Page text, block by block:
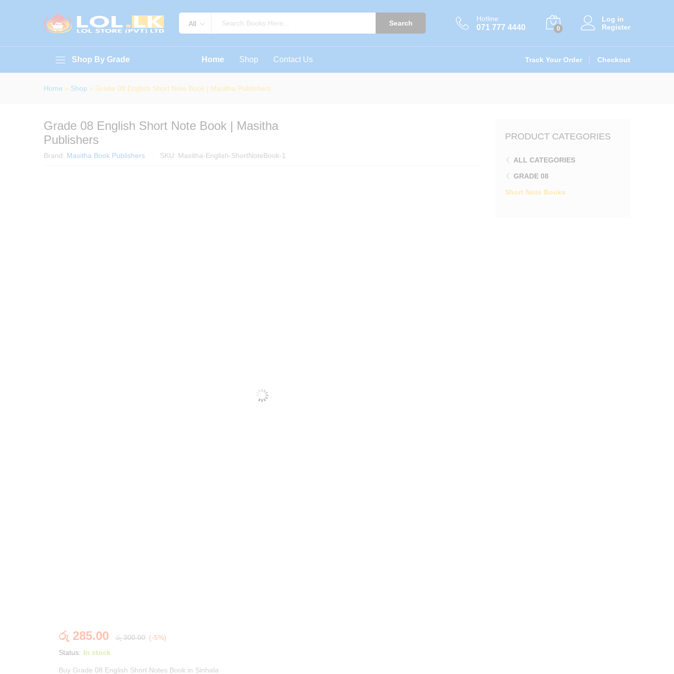
All Search
Hotline
071 777 4440 0
Log in
Register
Shop By Grade Home Shop Contact Us Track Your Order Checkout
Home » Shop » Grade 08 English Short Note Book | Masitha Publishers
Grade 08 English Short Note Book | Masitha
Publishers
Brand: Masitha Book Publishers SKU: Masitha-English-ShortNoteBook-1
රු 285.00 රු300.00 (-5%)
Status: In stock
Buy Grade 08 English Short Notes Book in Sinhala
PRODUCT CATEGORIES
ALL CATEGORIES
GRADE 08
Short Note Books
About Book Specification Reviews (0)